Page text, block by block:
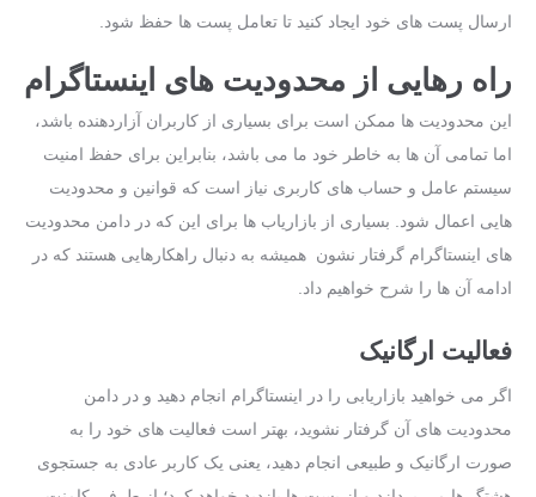
ارسال پست‌ های خود ایجاد کنید تا تعامل پست ‌ها حفظ شود.
راه رهایی از محدودیت ‌های اینستاگرام
این محدودیت ‌ها ممکن است برای بسیاری از کاربران آزاردهنده باشد،
اما تمامی آن‌ ها به ‌خاطر خود ما می‌ باشد، بنابراین برای حفظ امنیت
سیستم‌ عامل و حساب ‌های کاربری نیاز است که قوانین و محدودیت
‌هایی اعمال شود. بسیاری از بازاریاب ها برای این‌ که در دامن محدودیت‌
های اینستاگرام گرفتار نشون همیشه به‌ دنبال راهکارهایی هستند که در
ادامه آن ‌ها را شرح خواهیم داد.
فعالیت ارگانیک
اگر می‌ خواهید بازاریابی را در اینستاگرام انجام دهید و در دامن
محدودیت های آن گرفتار نشوید، بهتر است فعالیت ‌های خود را به
‌صورت ارگانیک و طبیعی انجام دهید، یعنی یک کاربر عادی به جستجوی